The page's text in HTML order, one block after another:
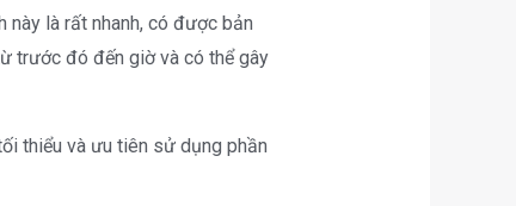
là rất nhanh, có được bản
trước đó đến giờ và có thể gây
thiểu và ưu tiên sử dụng phần